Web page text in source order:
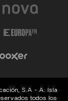
S.A - A. Isla
todos los